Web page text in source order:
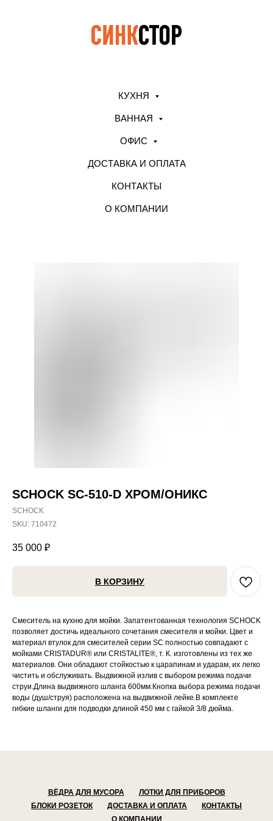
КУХНЯ
ВАННАЯ
ОФИС
ДОСТАВКА И ОПЛАТА
КОНТАКТЫ
О КОМПАНИИ
SCHOCK SC-510-D ХРОМ/ОНИКС
SCHOCK
SKU: 710472
35 000 ₽
В КОРЗИНУ
Смеситель на кухню для мойки. Запатентованная технология SCHOCK
позволяет достичь идеального сочетания смесителя и мойки. Цвет и
материал втулок для смесителей серии SC полностью совпадают с
мойками CRISTADUR® или CRISTALITE®, т. К. изготовлены из тех же
материалов. Они обладают стойкостью к царапинам и ударам, их легко
чистить и обслуживать. Выдвижной излив с выбором режима подачи
струи.Длина выдвижного шланга 600мм.Кнопка выбора режима подачи
воды (душ/струя) расположена на выдвижной лейке.В комплекте
гибкие шланги для подводки длиной 450 мм с гайкой 3/8 дюйма.
ВЁДРА ДЛЯ МУСОРА
ЛОТКИ ДЛЯ ПРИБОРОВ
БЛОКИ РОЗЕТОК
ДОСТАВКА И ОПЛАТА
КОНТАКТЫ